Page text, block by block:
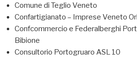
Comune di Teglio Veneto
Confartigianato – Imprese Veneto
Confcommercio e Federalberghi
Bibione
Consultorio Portogruaro ASL 10